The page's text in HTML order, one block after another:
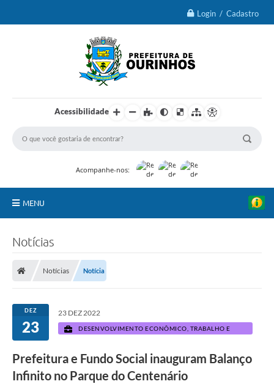
Login / Cadastro
Acessibilidade
Acompanhe-nos:
MENU
Portal da Transparência
Turismo
Secretarias
Notícias
Notícias Notícia
DEZ
23
23 DEZ 2022
DESENVOLVIMENTO ECONÔMICO, TRABALHO E
Prefeitura e Fundo Social inauguram Balanço
Infinito no Parque do Centenário